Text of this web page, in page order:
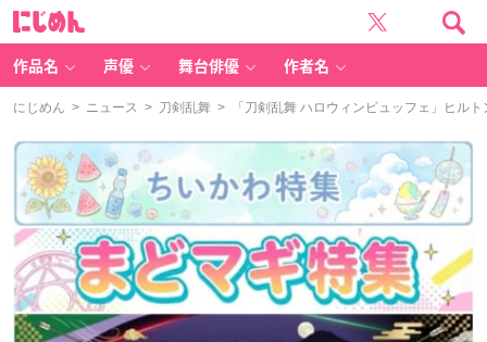
作品名 声優 舞台俳優 作者名
にじめん > ニュース > 刀剣乱舞 > 「刀剣乱舞 ハロウィンビュッフェ」ヒル